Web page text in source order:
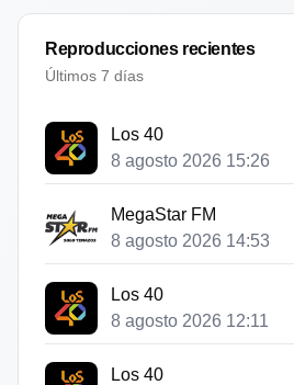
Reproducciones recientes
Últimos 7 días
Los 40
8 agosto 2026 15:26
MegaStar FM
8 agosto 2026 14:53
Los 40
8 agosto 2026 12:11
Los 40